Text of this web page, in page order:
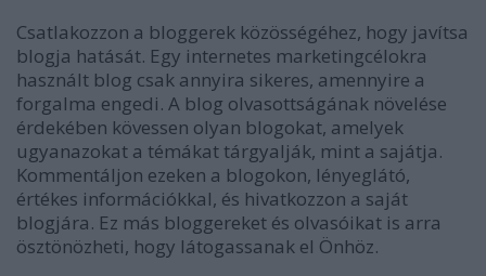
Csatlakozzon a bloggerek közösségéhez, hogy javítsa
blogja hatását. Egy internetes marketingcélokra
használt blog csak annyira sikeres, amennyire a
forgalma engedi. A blog olvasottságának növelése
érdekében kövessen olyan blogokat, amelyek
ugyanazokat a témákat tárgyalják, mint a sajátja.
Kommentáljon ezeken a blogokon, lényeglátó,
értékes információkkal, és hivatkozzon a saját
blogjára. Ez más bloggereket és olvasóikat is arra
ösztönözheti, hogy látogassanak el Önhöz.